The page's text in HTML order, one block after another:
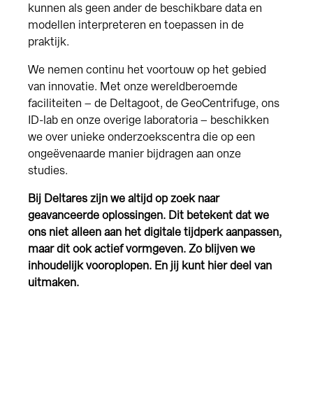
kunnen als geen ander de beschikbare data en
modellen interpreteren en toepassen in de
praktijk.
We nemen continu het voortouw op het gebied
van innovatie. Met onze wereldberoemde
faciliteiten – de Deltagoot, de GeoCentrifuge, ons
ID-lab en onze overige laboratoria – beschikken
we over unieke onderzoekscentra die op een
ongeëvenaarde manier bijdragen aan onze
studies.
Bij Deltares zijn we altijd op zoek naar
geavanceerde oplossingen. Dit betekent dat we
ons niet alleen aan het digitale tijdperk aanpassen,
maar dit ook actief vormgeven. Zo blijven we
inhoudelijk vooroplopen. En jij kunt hier deel van
uitmaken.